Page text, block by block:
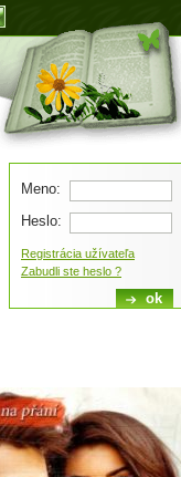
Meno:
Heslo:
Registrácia užívateľa
Zabudli ste heslo ?